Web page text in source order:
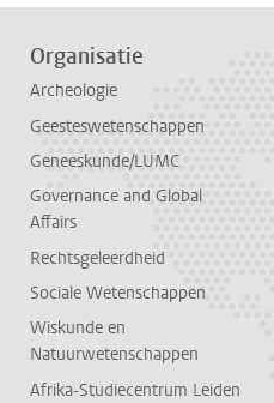
Organisatie
Archeologie
Geesteswetenschappen
Geneeskunde/LUMC
Governance and Global
Affairs
Rechtsgeleerdheid
Sociale Wetenschappen
Wiskunde en
Natuurwetenschappen
Afrika-Studiecentrum Leiden